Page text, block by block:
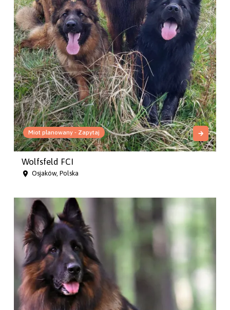
Miot planowany - Zapytaj
Wolfsfeld FCI
Osjaków, Polska